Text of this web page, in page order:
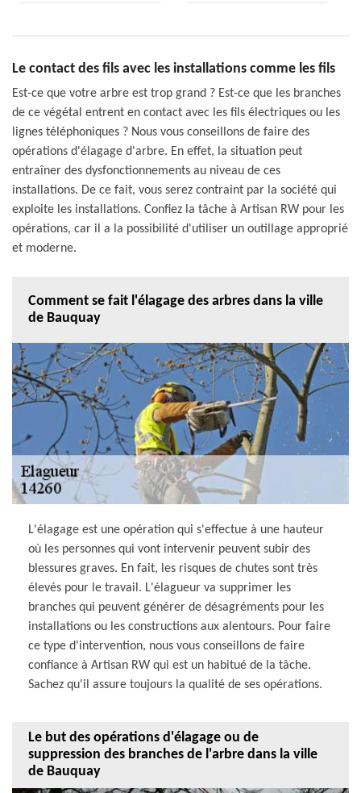
Le contact des fils avec les installations comme les fils
Est-ce que votre arbre est trop grand ? Est-ce que les branches
de ce végétal entrent en contact avec les fils électriques ou les
lignes téléphoniques ? Nous vous conseillons de faire des
opérations d'élagage d'arbre. En effet, la situation peut
entraîner des dysfonctionnements au niveau de ces
installations. De ce fait, vous serez contraint par la société qui
exploite les installations. Confiez la tâche à Artisan RW pour les
opérations, car il a la possibilité d'utiliser un outillage approprié
et moderne.
Comment se fait l'élagage des arbres dans la ville
de Bauquay
L'élagage est une opération qui s'effectue à une hauteur
où les personnes qui vont intervenir peuvent subir des
blessures graves. En fait, les risques de chutes sont très
élevés pour le travail. L'élagueur va supprimer les
branches qui peuvent générer de désagréments pour les
installations ou les constructions aux alentours. Pour faire
ce type d'intervention, nous vous conseillons de faire
confiance à Artisan RW qui est un habitué de la tâche.
Sachez qu'il assure toujours la qualité de ses opérations.
Le but des opérations d'élagage ou de
suppression des branches de l'arbre dans la ville
de Bauquay